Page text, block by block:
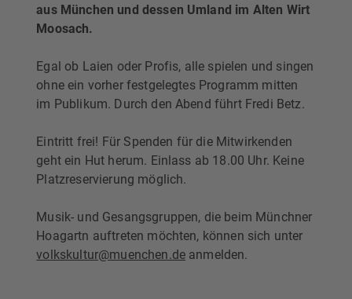
aus München und dessen Umland im Alten Wirt
Moosach.
Egal ob Laien oder Profis, alle spielen und singen
ohne ein vorher festgelegtes Programm mitten
im Publikum. Durch den Abend führt Fredi Betz.
Eintritt frei! Für Spenden für die Mitwirkenden
geht ein Hut herum. Einlass ab 18.00 Uhr. Keine
Platzreservierung möglich.
Musik- und Gesangsgruppen, die beim Münchner
Hoagartn auftreten möchten, können sich unter
volkskultur@muenchen.de anmelden.